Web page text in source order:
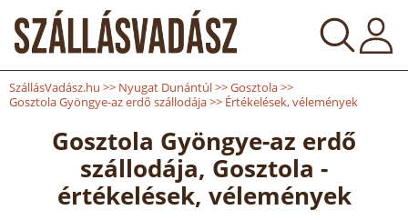
SzállásVadász.hu >> Nyugat Dunántúl>>Gosztola>>
Gosztola Gyöngye-az erdő szállodája>> Értékelések, vélemények
Gosztola Gyöngye-az erdő
szállodája, Gosztola -
értékelések, vélemények